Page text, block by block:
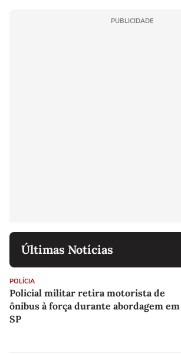
PUBLICIDADE
Últimas Notícias
POLÍCIA
Policial militar retira motorista de
ônibus à força durante abordagem em
SP